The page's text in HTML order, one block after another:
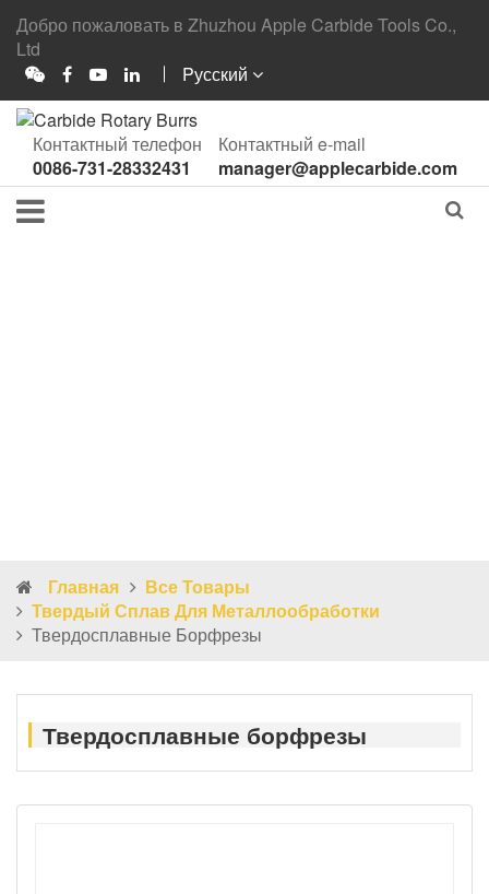
Добро пожаловать в Zhuzhou Apple Carbide Tools Co.,
Ltd
Pусский
Контактный телефон
0086-731-28332431
Контактный e-mail
manager@applecarbide.com
Главная
Все Товары
Твердый Сплав Для Металлообработки
Твердосплавные Борфрезы
Твердосплавные борфрезы